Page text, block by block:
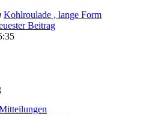
Kohlroulade , lange Form
Beitrag